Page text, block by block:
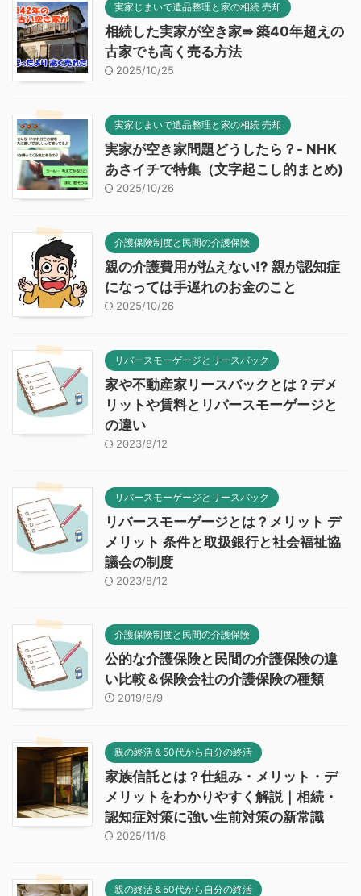
実家じまいで遺品整理と家の相続 売却
相続した実家が空き家⇛ 築40年超えの
古家でも高く売る方法
2025/10/25
実家じまいで遺品整理と家の相続 売却
実家が空き家問題どうしたら？- NHK
あさイチで特集（文字起こし的まとめ)
2025/10/26
介護保険制度と民間の介護保険
親の介護費用が払えない!? 親が認知症
になっては手遅れのお金のこと
2025/10/26
リバースモーゲージとリースバック
家や不動産家リースバックとは？デメ
リットや賃料とリバースモーゲージと
の違い
2023/8/12
リバースモーゲージとリースバック
リバースモーゲージとは？メリット デ
メリット 条件と取扱銀行と社会福祉協
議会の制度
2023/8/12
介護保険制度と民間の介護保険
公的な介護保険と民間の介護保険の違
い比較＆保険会社の介護保険の種類
2019/8/9
親の終活＆50代から自分の終活
家族信託とは？仕組み・メリット・デ
メリットをわかりやすく解説｜相続・
認知症対策に強い生前対策の新常識
2025/11/8
親の終活＆50代から自分の終活